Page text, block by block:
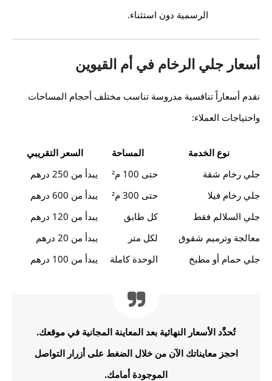
الرسمية دون استثناء.
أسعار جلي الرخام في أم القيوين
نقدم أسعاراً تنافسية مدروسة تناسب مختلف أحجام المساحات
واحتياجات العملاء:
نوع الخدمة المساحة
السعر التقريبي
جلي رخام شقة
حتى 100 م²
يبدأ من 250 درهم
جلي رخام فيلا
حتى 300 م²
يبدأ من 600 درهم
جلي السلالم فقط
كل طابق
يبدأ من 120 درهم
معالجة وترميم شقوق
لكل متر
يبدأ من 20 درهم
جلي حمام أو مطبخ
الوحدة كاملة يبدأ من 100 درهم
تُحدَّد الأسعار النهائية بعد المعاينة المجانية في موقعك.
احجز معايناتك الآن من خلال الضغط على أزرار التواصل
الموجودة أمامك.